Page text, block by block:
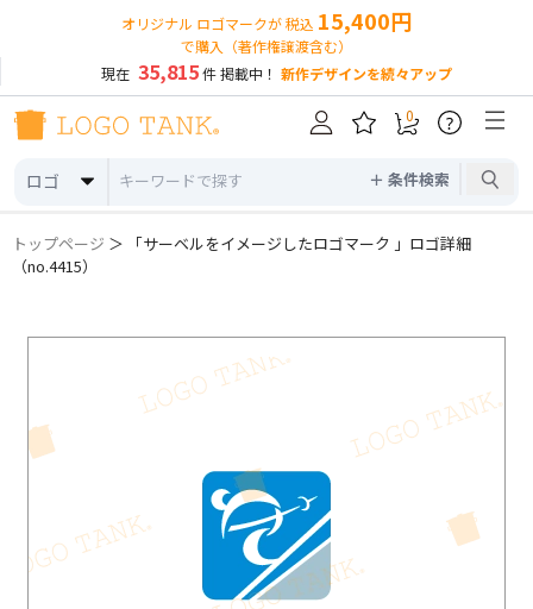
オリジナル ロゴマークが 税込 15,400円
で購入（著作権譲渡含む）
現在 35,815件 掲載中！ 新作デザインを続々アップ
ロゴ ＋ 条件検索
0 ?
トップページ ＞ 「サーベルをイメージしたロゴマーク 」ロゴ詳細
（no.4415）